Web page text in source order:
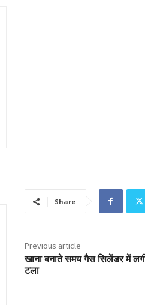
Share
Previous article
खाना बनाते समय गैस सिलेंडर में
टला